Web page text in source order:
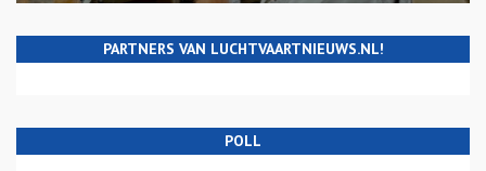
PARTNERS VAN LUCHTVAARTNIEUWS.NL!
POLL